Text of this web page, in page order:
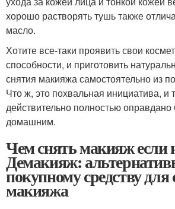
хорошо растворять тушь также
масло.
Хотите все-таки проявить свои
способности, и приготовить
снятия макияжа самостоятельно из
Что ж, это похвальная инициатива, и
действительно полностью оправдано
домашним.
Чем снять макияж если
Демакияж:
покупному средству для
макияжа